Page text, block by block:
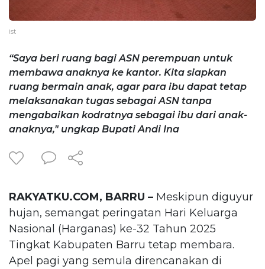
ist
“Saya beri ruang bagi ASN perempuan untuk
membawa anaknya ke kantor. Kita siapkan
ruang bermain anak, agar para ibu dapat tetap
melaksanakan tugas sebagai ASN tanpa
mengabaikan kodratnya sebagai ibu dari anak-
anaknya," ungkap Bupati Andi Ina
RAKYATKU.COM, BARRU – Meskipun diguyur
hujan, semangat peringatan Hari Keluarga
Nasional (Harganas) ke-32 Tahun 2025
Tingkat Kabupaten Barru tetap membara.
Apel pagi yang semula direncanakan di